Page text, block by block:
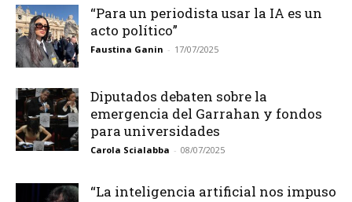
“Para un periodista usar la IA es un
acto político”
Faustina Ganin - 17/07/2025
Diputados debaten sobre la
emergencia del Garrahan y fondos
para universidades
Carola Scialabba - 08/07/2025
“La inteligencia artificial nos impuso